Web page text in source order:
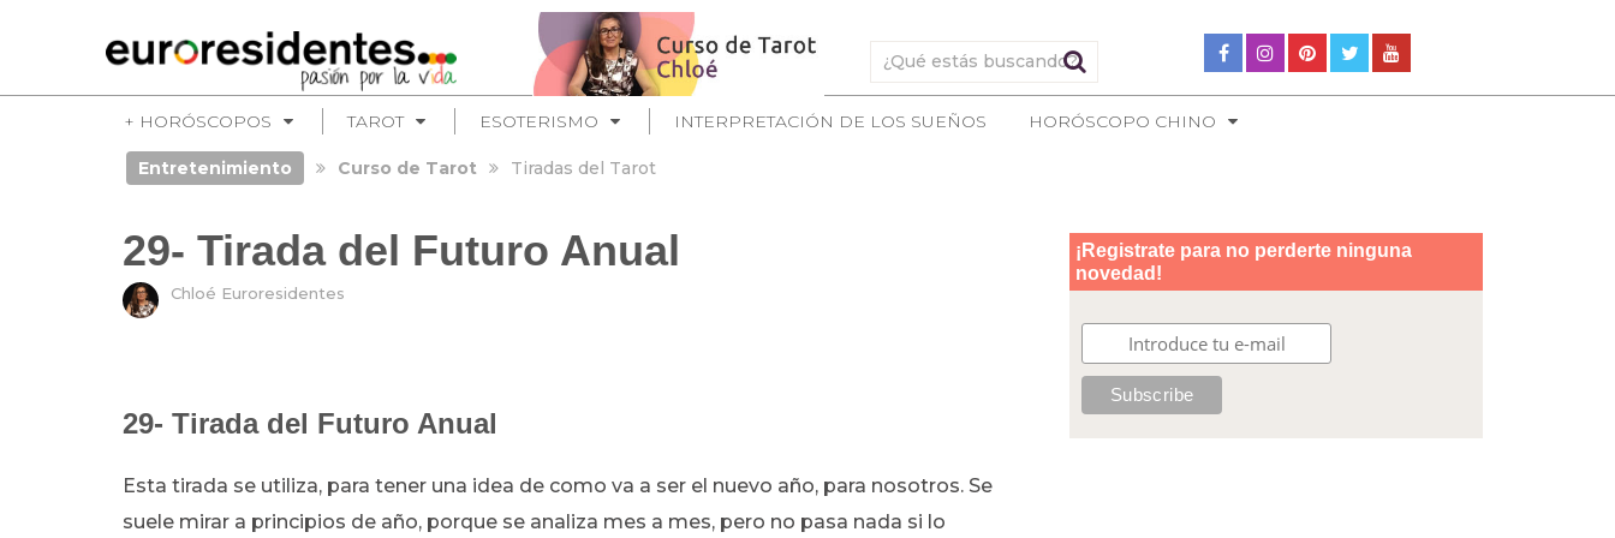
+ HORÓSCOPOS TAROT ESOTERISMO INTERPRETACIÓN DE LOS SUEÑOS HORÓSCOPO CHINO
Entretenimiento Curso de Tarot Tiradas del Tarot
29- Tirada del Futuro Anual
Chloé Euroresidentes
29- Tirada del Futuro Anual
Esta tirada se utiliza, para tener una idea de como va a ser el nuevo año, para nosotros. Se
suele mirar a principios de año, porque se analiza mes a mes, pero no pasa nada si lo